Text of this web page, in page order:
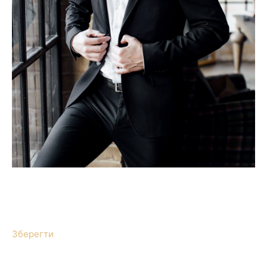
Зберегти